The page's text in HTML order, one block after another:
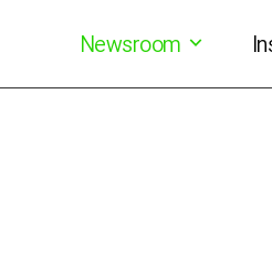
Newsroom